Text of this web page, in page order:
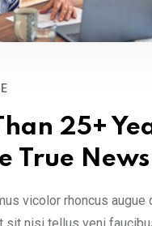
25+
True News
vicolor rhoncus augue